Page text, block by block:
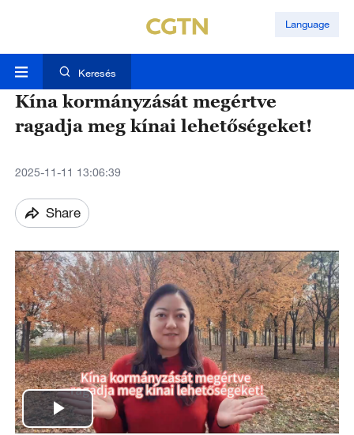
Language
Keresés
Kína kormányzását megértve
ragadja meg kínai lehetőségeket!
2025-11-11 13:06:39
Share
P